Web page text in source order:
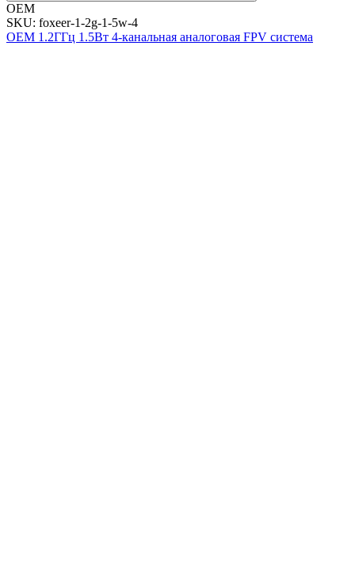
OEM
SKU: foxeer-1-2g-1-5w-4
OEM 1.2ГГц 1.5Вт 4-канальная аналоговая FPV система